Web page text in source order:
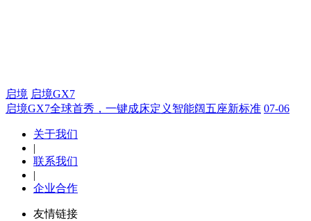
启境 启境GX7
启境GX7全球首秀，一键成床定义智能阔五座新标准 07-06
关于我们
|
联系我们
|
企业合作
友情链接